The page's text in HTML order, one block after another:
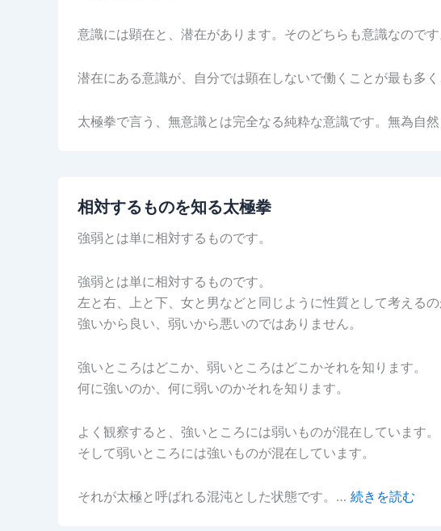
意識には顕在と、潜在があります。そのどちらも意識なのです
潜在にある意識が、自分では顕在しないで働くことが最も多
太極拳で言う、無意識とは完全なる純粋な意識です。無為自
相対するものを知る太極拳
強弱とは単に相対するものです。
強弱とは単に相対するものです。
左と右、上と下、女と男などと同じように性質として考えるの
強いから良い、弱いから悪いのではありません。
強いところはどこか、弱いところはどこかそれを知ります。
何に強いのか、何に弱いのかそれを知ります。
よく観察すると、強いところには弱いものが混在しています。
そして弱いところには強いものが混在しています。
それが太極と呼ばれる混沌とした状態です。… 続きを読む